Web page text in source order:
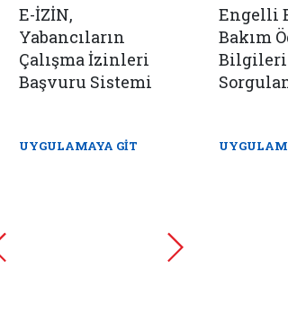
E-İZİN,
Yabancıların
Çalışma İzinleri
Başvuru Sistemi
UYGULAMAYA GİT
Engelli
Bakım
Bilgileri